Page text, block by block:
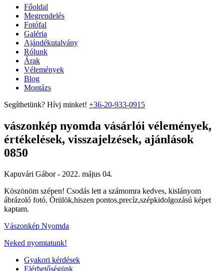
Főoldal
Megrendelés
Fotófal
Galéria
Ajándékutalvány
Rólunk
Árak
Vélemények
Blog
Montázs
Segíthetünk? Hívj minket! +36-20-933-0915
vászonkép nyomda vásárlói vélemények,
értékelések, visszajelzések, ajánlások
0850
Kapuvári Gábor - 2022. május 04.
Köszönöm szépen! Csodás lett a számomra kedves, kislányom
ábrázoló fotó. Örülök,hiszen pontos,precíz,szépkidolgozású képet
kaptam.
Vászonkép Nyomda
Neked nyomtatunk!
Gyakori kérdések
Elérhetőségünk